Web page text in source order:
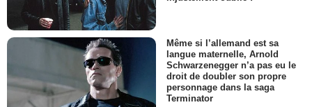
Même si l’allemand est sa
langue maternelle, Arnold
Schwarzenegger n’a pas eu le
droit de doubler son propre
personnage dans la saga
Terminator